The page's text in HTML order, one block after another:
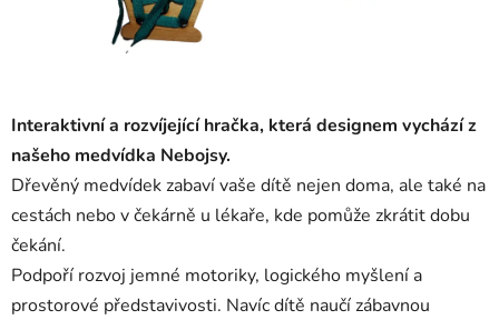
Interaktivní a rozvíjející hračka, která designem vychází z
našeho medvídka Nebojsy.
Dřevěný medvídek zabaví vaše dítě nejen doma, ale také na
cestách nebo v čekárně u lékaře, kde pomůže zkrátit dobu
čekání.
Podpoří rozvoj jemné motoriky, logického myšlení a
prostorové představivosti. Navíc dítě naučí zábavnou